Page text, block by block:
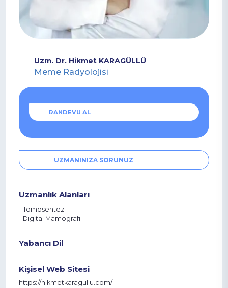
KURUMSAL TETKİKLERİMİZ MEDİKAL KADRO
ANLAŞMALI
KURUMLAR
ONLINE
HİZMETLER
HEMEN ARA
ÇAĞRI MERKEZİ
Uzm. Dr. Hikmet KARAGÜLLÜ
Meme Radyolojisi
RANDEVU AL
UZMANINIZA SORUNUZ
Uzmanlık Alanları
Tomosentez
Digital Mamografi
Yabancı Dil
Kişisel Web Sitesi
https://hikmetkaragullu.com/